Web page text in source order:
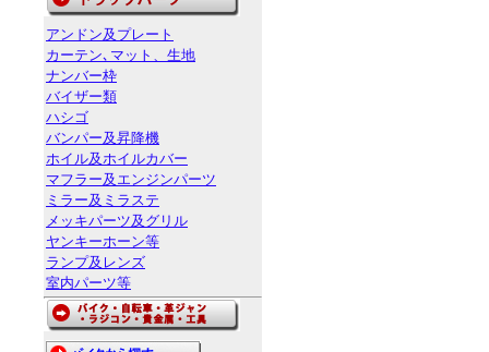
アンドン及プレート
カーテン､マット、生地
ナンバー枠
バイザー類
ハシゴ
バンパー及昇降機
ホイル及ホイルカバー
マフラー及エンジンパーツ
ミラー及ミラステ
メッキパーツ及グリル
ヤンキーホーン等
ランプ及レンズ
室内パーツ等